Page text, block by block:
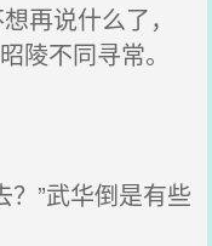
再说什么了，
陵不同寻常。
”武华倒是有些